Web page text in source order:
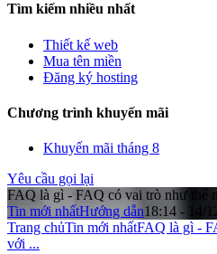
Tìm kiếm nhiều nhất
Thiết kế web
Mua tên miền
Đăng ký hosting
Chương trình khuyến mãi
Khuyến mãi tháng 8
Yêu cầu gọi lại
FAQ là gì - FAQ có vai trò như thế
Tin mới nhấtHướng dẫn18:14 - 14/
Trang chủTin mới nhấtFAQ là gì -
với ...